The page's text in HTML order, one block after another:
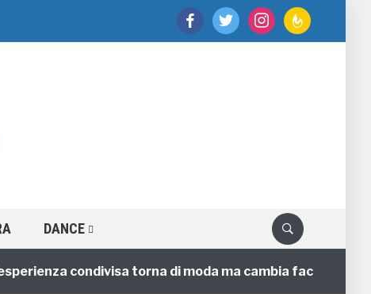
facebooktwitter instagramfeedburner
DANCE
condivisa torna di moda ma cambia faccia